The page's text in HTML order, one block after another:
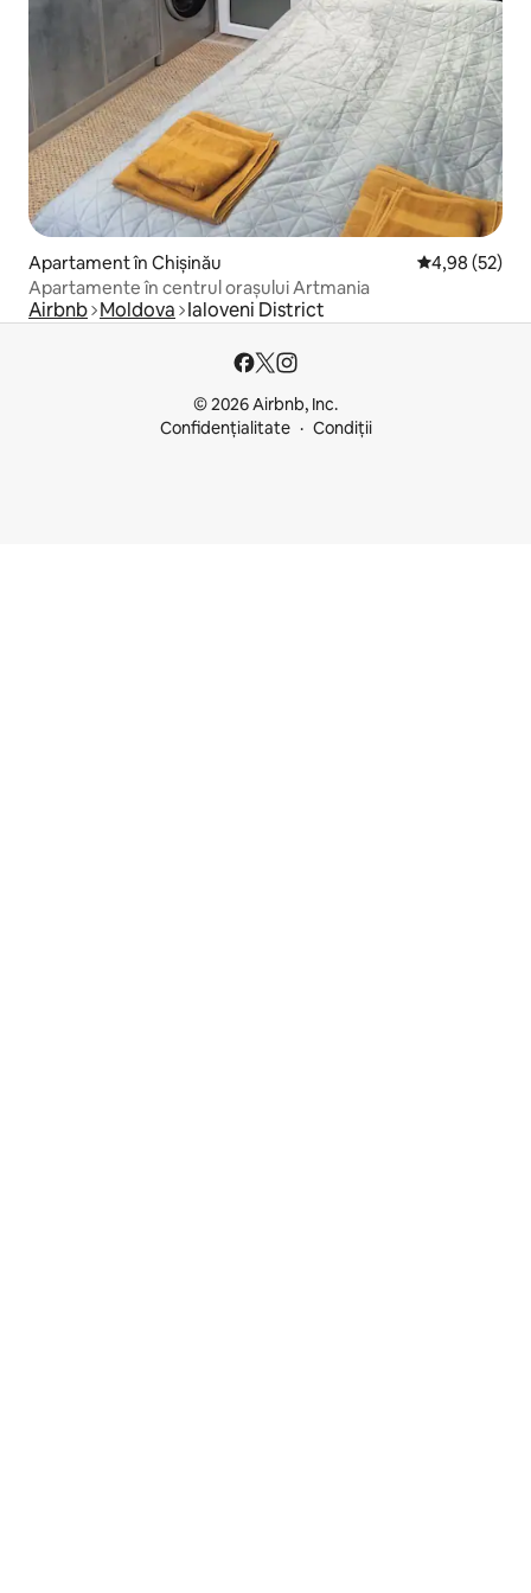
Apartament în Chișinău Scor mediu
4,98 (52)
Apartamente în centrul orașului Artmania
Airbnb Moldova Ialoveni District
© 2026 Airbnb, Inc.
Confidențialitate
Condiții